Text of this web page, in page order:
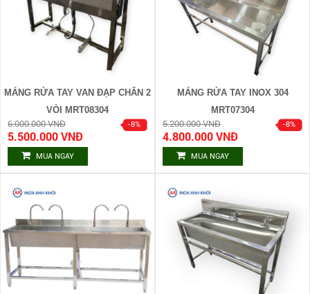
MÁNG RỬA TAY VAN ĐẠP CHÂN 2
VÒI MRT08304
6.000.000 VNĐ
5.500.000 VNĐ
MUA NGAY
MÁNG RỬA TAY INOX 304
MRT07304
5.200.000 VNĐ
4.800.000 VNĐ
MUA NGAY